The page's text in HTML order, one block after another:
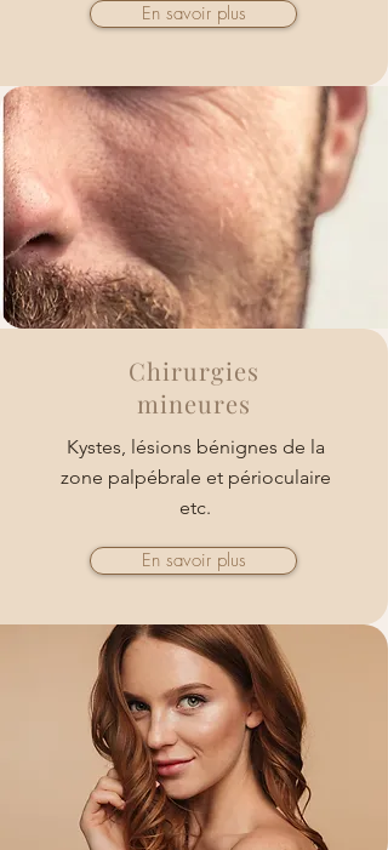
En savoir plus
Chirurgies
mineures
Kystes, lésions bénignes de la
zone palpébrale et périoculaire
etc.
En savoir plus